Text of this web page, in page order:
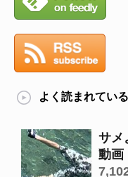
よく読まれてい
サメ
動画